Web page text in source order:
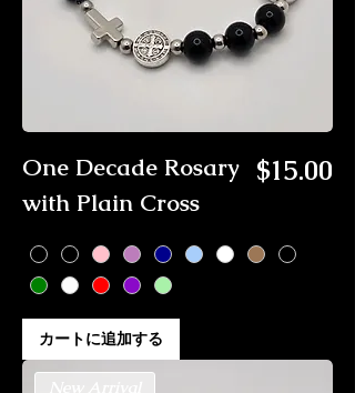
One Decade Rosary
with Plain Cross
価格
$15.00
カートに追加する